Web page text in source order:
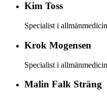
Kim Toss
Specialist i allmänmedicin
Krok Mogensen
Specialist i allmänmedicin
Malin Falk Sträng